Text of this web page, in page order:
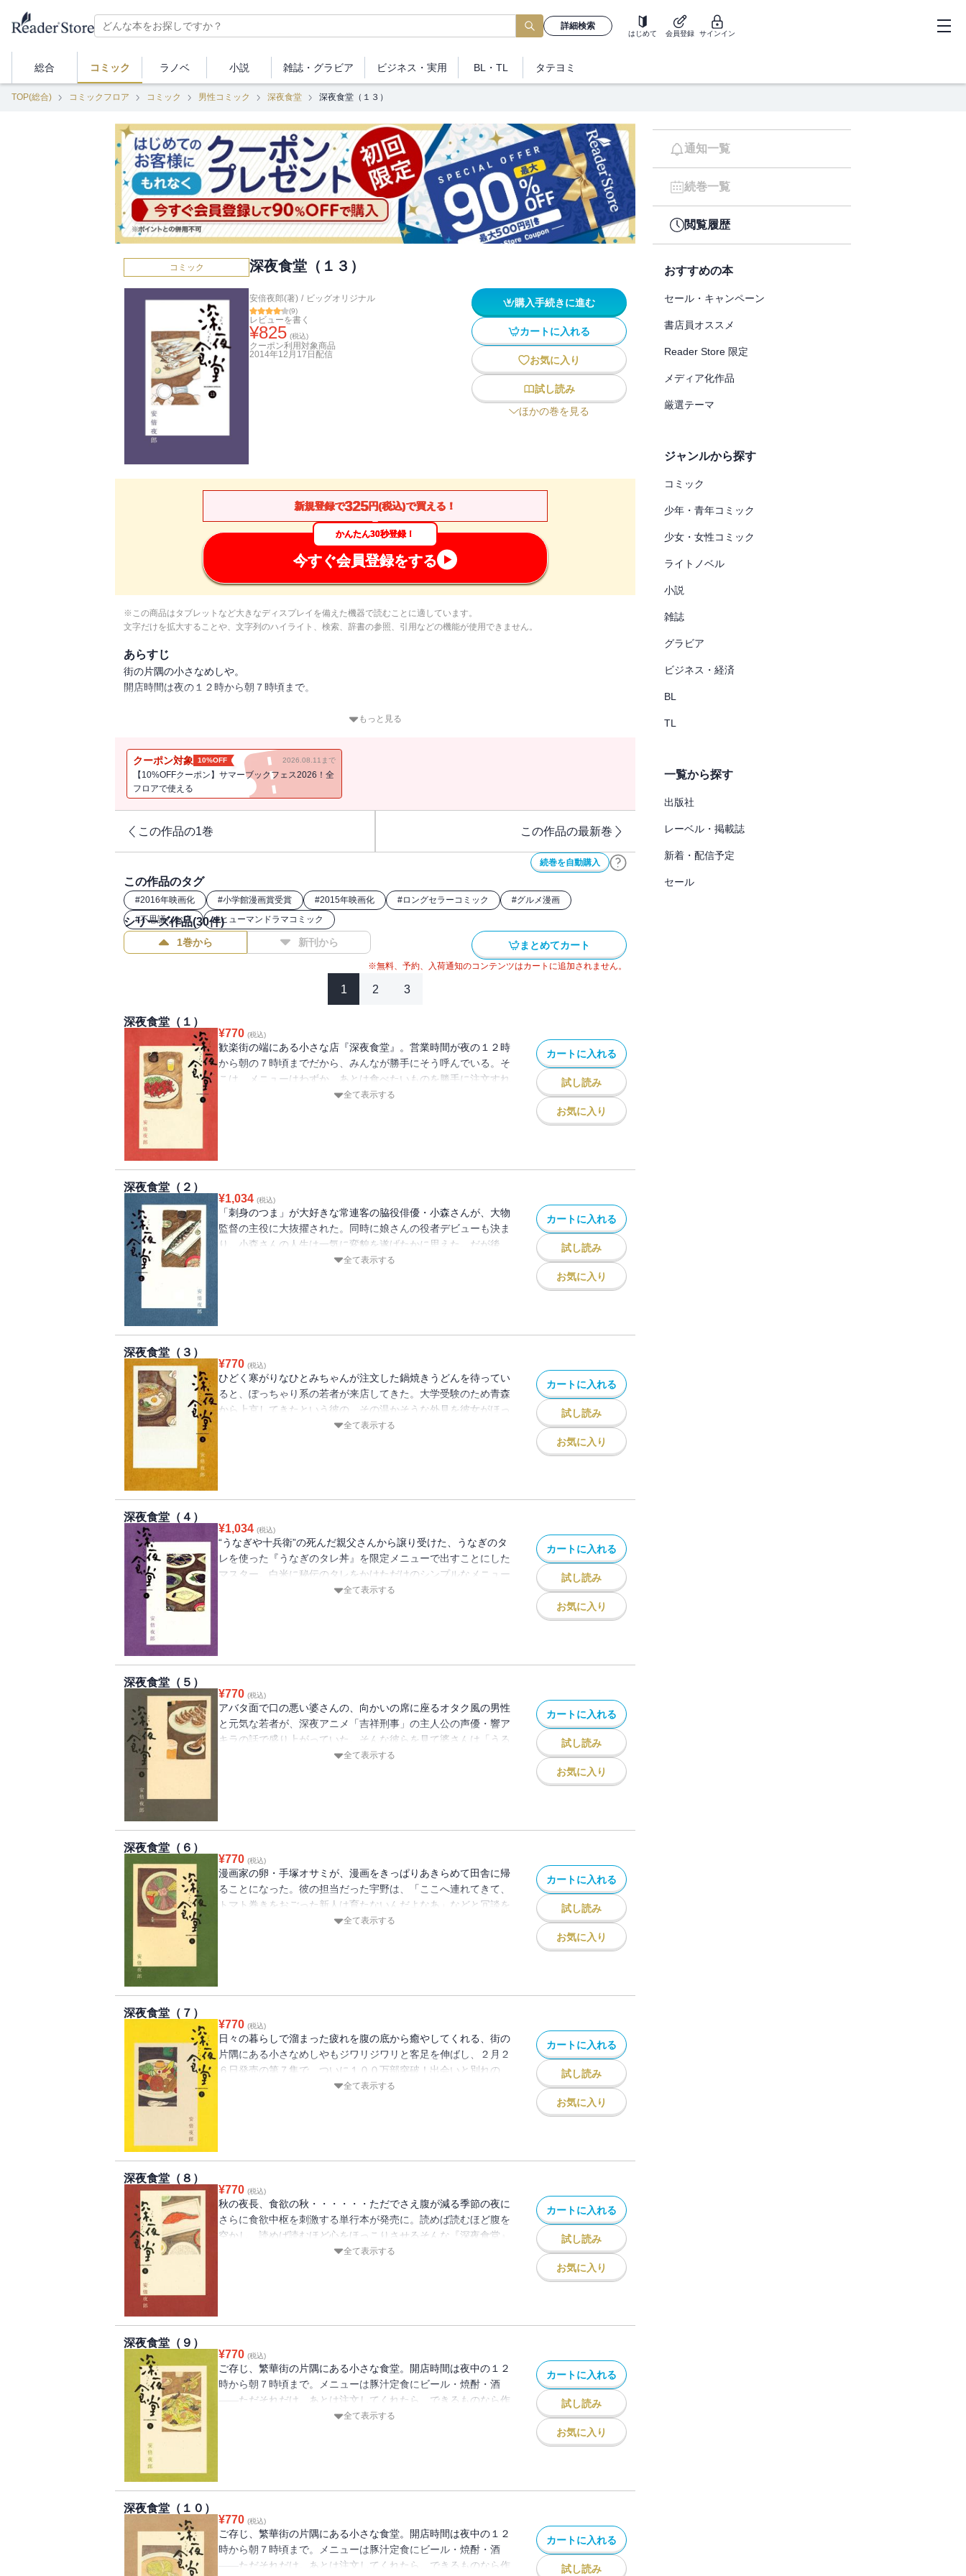
詳細検索
はじめて 会員登録 サインイン
総合 コミック ラノベ 小説 雑誌・ グラビア ビジネス ・実用 BL・TL タテヨミ
TOP(総合) コミックフロア コミック 男性コミック 深夜食堂 深夜食堂（１３）
コミック 深夜食堂（１３）
安倍夜郎(著) / ビッグオリジナル
(9)
レビューを書く
¥825 (税込)
クーポン利用対象商品
2014年12月17日 配信
購入手続きに進む
カートに入れる
お気に入り
試し読み
ほかの巻を見る
新規登録で325円(税込)で買える！
かんたん30秒登録！
今すぐ会員登録をする
※この商品はタブレットなど大きなディスプレイを備えた機器で読むことに適しています。
文字だけを拡大することや、文字列のハイライト、検索、辞書の参照、引用などの機能が使用できません。
あらすじ
街の片隅の小さなめしや。
開店時間は夜の１２時から朝７時頃まで。
淋しさを紛らすために・・・・・・
ちょっとほっこりしたくなって、
人はまた、街に・・・・・・この店に帰ってくる。
最新第１３集も、思わず心の腹が鳴るメニュー、揃ってます！
もっと見る
クーポン対象 10%OFF 2026.08.11まで
【10%OFFクーポン】サマーブックフェス2026！全
フロアで使える
この作品の1巻 この作品の最新巻
続巻を自動購入
この作品のタグ
#2016年映画化 #小学館漫画賞受賞 #2015年映画化 #ロングセラーコミック #グルメ漫画
#不思議なお店 #ヒューマンドラマコミック
シリーズ作品(30件)
1巻から 新刊から まとめてカート
※無料、予約、入荷通知のコンテンツはカートに追加されません。
1 2 3
深夜食堂（１）
¥770 (税込)
歓楽街の端にある小さな店『深夜食堂』。営業時間が夜の１２時
から朝の７時頃までだから、みんなが勝手にそう呼んでいる。そ
こは、メニューはわずか、あとは食べたいものを勝手に注文すれ
ば、作れるものならなんでも作ってくれる変わった店だっ
全て表示する
カートに入れる
試し読み
お気に入り
深夜食堂（２）
¥1,034 (税込)
「刺身のつま」が大好きな常連客の脇役俳優・小森さんが、大物
監督の主役に大抜擢された。同時に娘さんの役者デビューも決ま
り、小森さんの人生は一気に変貌を遂げたかに思えた。だが後
日、プレッシャーからか急病で降板してしまい…
全て表示する
カートに入れる
試し読み
お気に入り
深夜食堂（３）
¥770 (税込)
ひどく寒がりなひとみちゃんが注文した鍋焼きうどんを待ってい
ると、ぽっちゃり系の若者が来店してきた。大学受験のため青森
から上京してきたという彼の、その温かそうな外見を彼女がほっ
とくはずもなく・・・。それからは、寒い季節（受験シーズン）
全て表示する
カートに入れる
試し読み
お気に入り
深夜食堂（４）
¥1,034 (税込)
“うなぎや十兵衛”の死んだ親父さんから譲り受けた、うなぎのタ
レを使った『うなぎのタレ丼』を限定メニューで出すことにした
マスター。白米に秘伝のタレをかけただけのシンプルなメニュー
だが、たちまち人気メニューに。そして残り1杯となったある
全て表示する
カートに入れる
試し読み
お気に入り
深夜食堂（５）
¥770 (税込)
アバタ面で口の悪い婆さんの、向かいの席に座るオタク風の男性
と元気な若者が、深夜アニメ「吉祥刑事」の主人公の声優・響ア
キラの話で盛り上がっていた。そんな彼らを見て婆さんは「うる
さい」と文句言うのがいつものパターン。しかし後日、元気な若
全て表示する
カートに入れる
試し読み
お気に入り
深夜食堂（６）
¥770 (税込)
漫画家の卵・手塚オサミが、漫画をきっぱりあきらめて田舎に帰
ることになった。彼の担当だった宇野は、「ここへ連れてきて、
トマト巻きをおごった新人は育たないんだよなあ」などと冗談を
全て表示する
カートに入れる
試し読み
お気に入り
深夜食堂（７）
¥770 (税込)
日々の暮らしで溜まった疲れを腹の底から癒やしてくれる、街の
片隅にある小さなめしやもジワリジワリと客足を伸ばし、２月２
６日発売の第７集で、ついに１００万部突破！出会いと別れの
春、人に教えたくないこのお店で、心の芯から温まろ。
全て表示する
カートに入れる
試し読み
お気に入り
深夜食堂（８）
¥770 (税込)
秋の夜長、食欲の秋・・・・・・ただでさえ腹が減る季節の夜に
さらに食欲中枢を刺激する単行本が発売に。読めば読むほど腹を
空かし、読めば読むほど心をほっこりさせるそんな『深夜食堂』
の最新第８集がついに発売に！前回、大好評だったテレビドラマ
全て表示する
カートに入れる
試し読み
お気に入り
深夜食堂（９）
¥770 (税込)
ご存じ、繁華街の片隅にある小さな食堂。開店時間は夜中の１２
時から朝７時頃まで。メニューは豚汁定食にビール・焼酎・酒
――ただそれだけ。あとは注文してくれたら、できるものなら作
ってくれる。そんな『深夜食堂』の最新第９集は、「きびなごの
全て表示する
カートに入れる
試し読み
お気に入り
深夜食堂（１０）
¥770 (税込)
ご存じ、繁華街の片隅にある小さな食堂。開店時間は夜中の１２
時から朝７時頃まで。メニューは豚汁定食にビール・焼酎・酒
――ただそれだけ。あとは注文してくれたら、できるものなら作
カートに入れる
試し読み
通知一覧
続巻一覧
閲覧履歴
おすすめの本
セール・キャンペーン
書店員オススメ
Reader Store 限定
メディア化作品
厳選テーマ
ジャンルから探す
コミック
少年・青年コミック
少女・女性コミック
ライトノベル
小説
雑誌
グラビア
ビジネス・経済
BL
TL
一覧から探す
出版社
レーベル・掲載誌
新着・配信予定
セール